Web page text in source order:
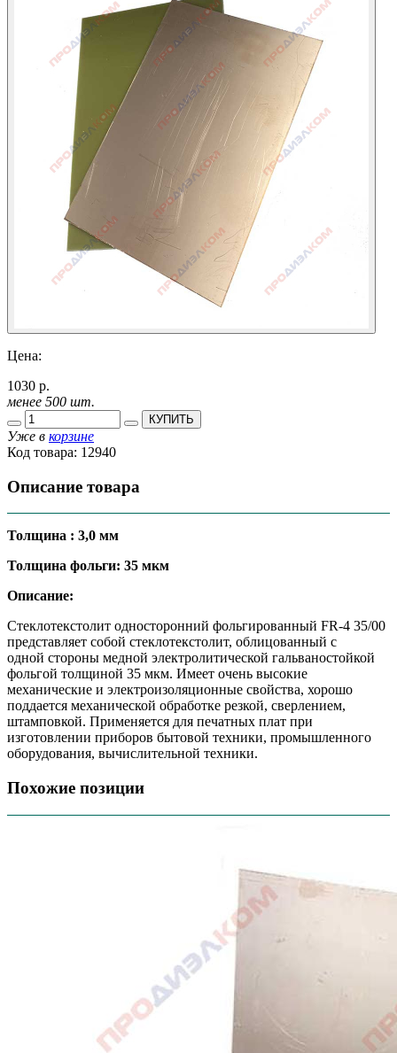
Цена:
1030 р.
менее 500 шт.
КУПИТЬ
Уже в корзине
Код товара: 12940
Описание товара
Толщина : 3,0 мм
Толщина фольги: 35 мкм
Описание:
Стеклотекстолит односторонний фольгированный FR-4 35/00
представляет собой стеклотекстолит, облицованный с
одной стороны медной электролитической гальваностойкой
фольгой толщиной 35 мкм. Имеет очень высокие
механические и электроизоляционные свойства, хорошо
поддается механической обработке резкой, сверлением,
штамповкой. Применяется для печатных плат при
изготовлении приборов бытовой техники, промышленного
оборудования, вычислительной техники.
Похожие позиции